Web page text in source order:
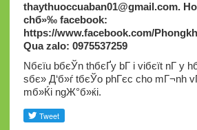
thaythuoccuaban01@gmail.com.
chб»‰ facebook:
https://www.facebook.com/
Qua zalo: 0975537259
Nбєїu bбєЎn thбєҐy bГ i viбєїt nГ y
sбє» Д‘б»ѓ tбєЎo phГєc cho mГ¬nh
mб»Ќi ngЖ°б»ќi.